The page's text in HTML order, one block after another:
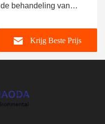
de behandeling van
Krijg Beste Prijs